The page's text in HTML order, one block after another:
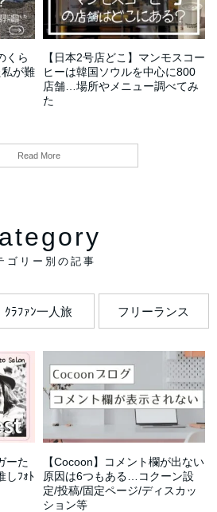
くら
が難
【日本2号店どこ】マンモスコー
ヒーは韓国ソウルを中心に800
店舗…場所やメニュー調べてみ
た
Read More
ーた
しﾌｫﾄ
【Cocoon】コメント欄が出ない
原因は6つもある…コクーン設
定/投稿/固定ページ/ディスカッ
ション等
ｸﾗﾌｧﾝ一人旅 フリーランス